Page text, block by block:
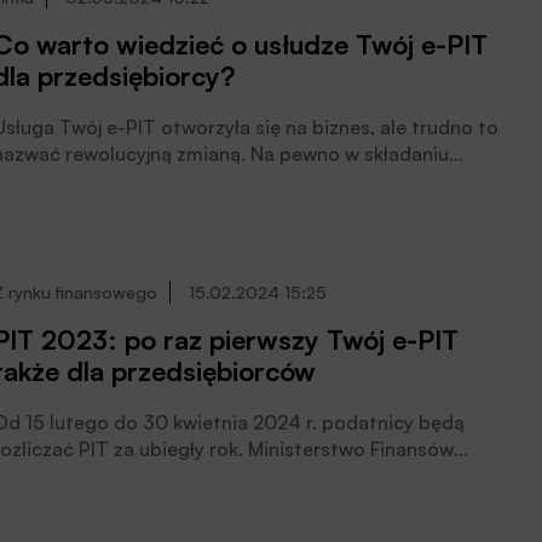
warto wiedzieć o usłudze Twój e-PIT
przedsiębiorcy?
Twój e-PIT otworzyła się na biznes, ale trudno to
rewolucyjną zmianą. Na pewno w składaniu
Twój e-PIT dla przedsiębiorcy faktycznie jest
nowej funkcji i zastanawiamy się, czy miałaby
działać precyzyjniej, piszą eksperci e-pity.pl.
rynku finansowego 15.02.2024 15:25
2023: po raz pierwszy Twój e-PIT
dla przedsiębiorców
15 lutego do 30 kwietnia 2024 r. podatnicy będą
PIT za ubiegły rok. Ministerstwo Finansów